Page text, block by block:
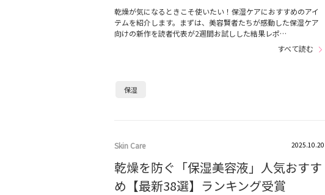
乾燥が気になるときこそ使いたい！保湿ケアにおすすめのアイ
テムを紹介します。まずは、美容賢者たちが感動した保湿ケア
向けの新作を読者代表が2週間お試しした結果レポ…
すべて読む
保湿
Skin Care 2025.10.20
乾燥を防ぐ「保湿美容液」人気おすす
め【最新38選】ランキング受賞